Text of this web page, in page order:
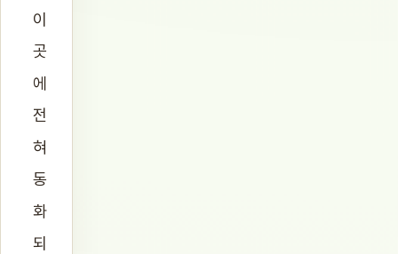
이
곳
에
전
혀
동
화
되